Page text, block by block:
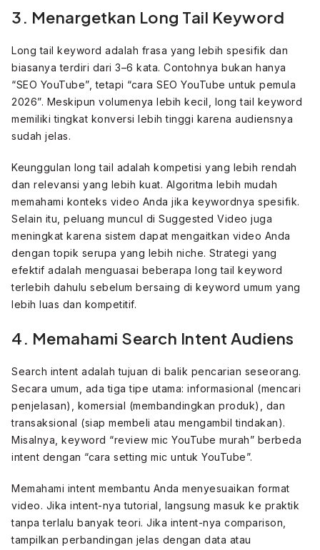
3. Menargetkan Long Tail Keyword
Long tail keyword adalah frasa yang lebih spesifik dan
biasanya terdiri dari 3–6 kata. Contohnya bukan hanya
“SEO YouTube”, tetapi “cara SEO YouTube untuk pemula
2026”. Meskipun volumenya lebih kecil, long tail keyword
memiliki tingkat konversi lebih tinggi karena audiensnya
sudah jelas.
Keunggulan long tail adalah kompetisi yang lebih rendah
dan relevansi yang lebih kuat. Algoritma lebih mudah
memahami konteks video Anda jika keywordnya spesifik.
Selain itu, peluang muncul di Suggested Video juga
meningkat karena sistem dapat mengaitkan video Anda
dengan topik serupa yang lebih niche. Strategi yang
efektif adalah menguasai beberapa long tail keyword
terlebih dahulu sebelum bersaing di keyword umum yang
lebih luas dan kompetitif.
4. Memahami Search Intent Audiens
Search intent adalah tujuan di balik pencarian seseorang.
Secara umum, ada tiga tipe utama: informasional (mencari
penjelasan), komersial (membandingkan produk), dan
transaksional (siap membeli atau mengambil tindakan).
Misalnya, keyword “review mic YouTube murah” berbeda
intent dengan “cara setting mic untuk YouTube”.
Memahami intent membantu Anda menyesuaikan format
video. Jika intent-nya tutorial, langsung masuk ke praktik
tanpa terlalu banyak teori. Jika intent-nya comparison,
tampilkan perbandingan jelas dengan data atau